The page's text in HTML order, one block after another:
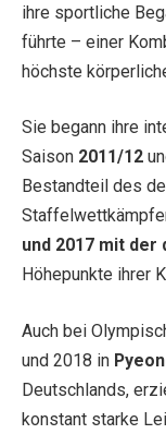
ihre sportliche
führte – einer
höchste
Sie begann ihre
Saison 2011/12
Bestandteil des
und 2017 mit der
Höhepunkte ihrer
Auch bei
und 2018 in
Deutschlands,
konstant starke